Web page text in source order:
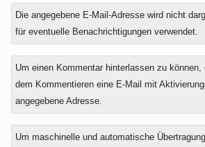
Antwort
zu
Die angegebene E-Mail-Adresse wird nicht
für eventuelle Benachrichtigungen verwendet.
Um einen Kommentar hinterlassen zu können,
dem Kommentieren eine E-Mail mit
angegebene Adresse.
Um maschinelle und automatische